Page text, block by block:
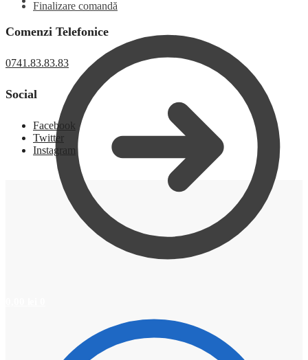
Finalizare comandă
Comenzi Telefonice
0741.83.83.83
Social
Facebook
Twitter
Instagram